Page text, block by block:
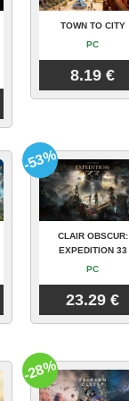
TOWN TO CITY
PC
8.19 €
CLAIR OBSCUR:
EXPEDITION 33
PC
23.29 €
-53%
-28%